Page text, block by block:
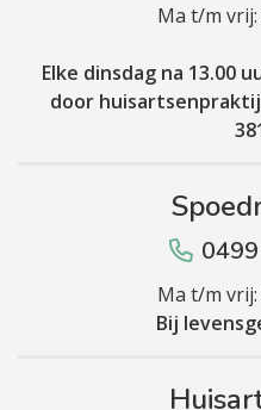
Ma t/m vrij:
Elke dinsdag na 13.00
door
Ma t/m vrij:
Bij